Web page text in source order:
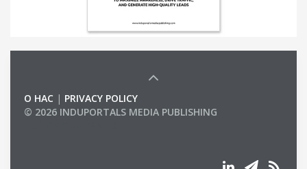
О НАС | PRIVACY POLICY
© 2026 INDUPORTALS MEDIA PUBLISHING